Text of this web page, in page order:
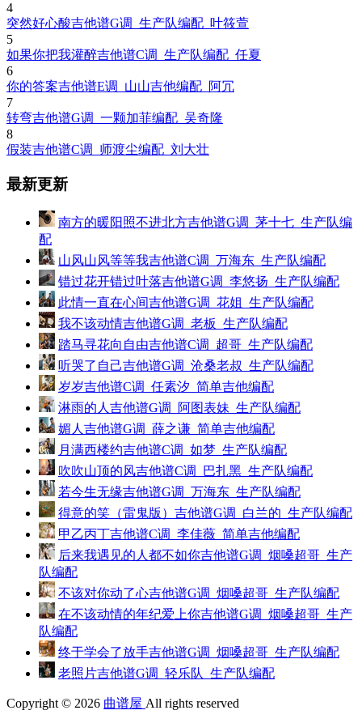
4
突然好心酸吉他谱G调_生产队编配_叶筱萱
5
如果你把我灌醉吉他谱C调_生产队编配_任夏
6
你的答案吉他谱E调_山山吉他编配_阿冗
7
转弯吉他谱G调_一颗加菲编配_吴奇隆
8
假装吉他谱C调_师渡尘编配_刘大壮
最新更新
南方的暖阳照不进北方吉他谱G调_茅十七_生产队编
配
山风山风等等我吉他谱C调_万海东_生产队编配
错过花开错过叶落吉他谱G调_李悠扬_生产队编配
此情一直在心间吉他谱G调_花姐_生产队编配
我不该动情吉他谱G调_老板_生产队编配
踏马寻花向自由吉他谱C调_超哥_生产队编配
听哭了自己吉他谱G调_沧桑老叔_生产队编配
岁岁吉他谱C调_任素汐_简单吉他编配
淋雨的人吉他谱G调_阿图表妹_生产队编配
媚人吉他谱G调_薛之谦_简单吉他编配
月满西楼约吉他谱C调_如梦_生产队编配
吹吹山顶的风吉他谱C调_巴扎黑_生产队编配
若今生无缘吉他谱G调_万海东_生产队编配
得意的笑（雷鬼版）吉他谱G调_白兰的_生产队编配
甲乙丙丁吉他谱C调_李佳薇_简单吉他编配
后来我遇见的人都不如你吉他谱G调_烟嗓超哥_生产
队编配
不该对你动了心吉他谱G调_烟嗓超哥_生产队编配
在不该动情的年纪爱上你吉他谱G调_烟嗓超哥_生产
队编配
终于学会了放手吉他谱G调_烟嗓超哥_生产队编配
老照片吉他谱G调_轻乐队_生产队编配
Copyright © 2026 曲谱屋 All rights reserved